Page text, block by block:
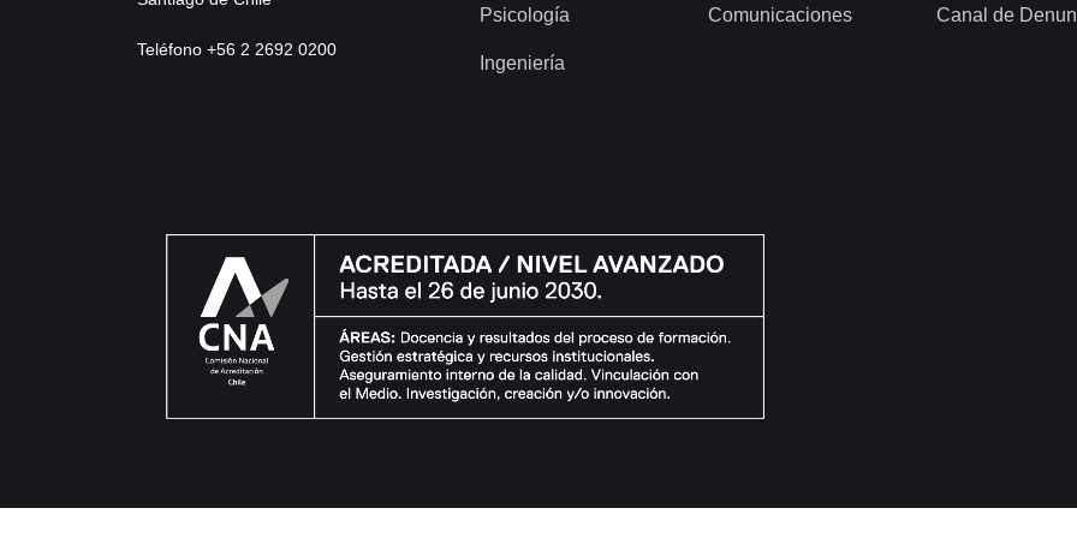
Teléfono +56 2 2692 0200
Psicología
Ingeniería
Comunicaciones Canal de